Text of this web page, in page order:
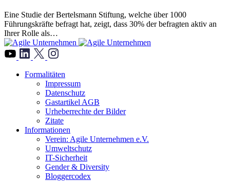
Eine Studie der Bertelsmann Stiftung, welche über 1000
Führungskräfte befragt hat, zeigt, dass 30% der befragten aktiv an
Ihrer Rolle als…
Formalitäten
Impressum
Datenschutz
Gastartikel AGB
Urheberrechte der Bilder
Zitate
Informationen
Verein: Agile Unternehmen e.V.
Umweltschutz
IT-Sicherheit
Gender & Diversity
Bloggercodex